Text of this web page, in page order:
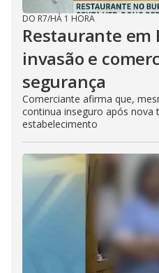
DO R7/HÁ 1 HORA
Restaurante em
invasão e
segurança
Comerciante afirma que,
continua inseguro após nova
estabelecimento